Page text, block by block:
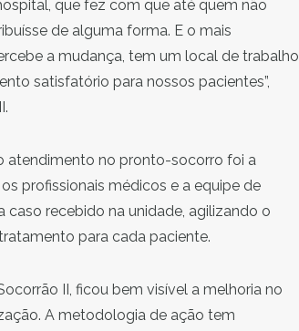
que fez com que até quem não
de alguma forma. E o mais
a mudança, tem um local de trabalho
satisfatório para nossos pacientes”,
atendimento no pronto-socorro foi a
profissionais médicos e a equipe de
recebido na unidade, agilizando o
para cada paciente.
II, ficou bem visível a melhoria no
A metodologia de ação tem